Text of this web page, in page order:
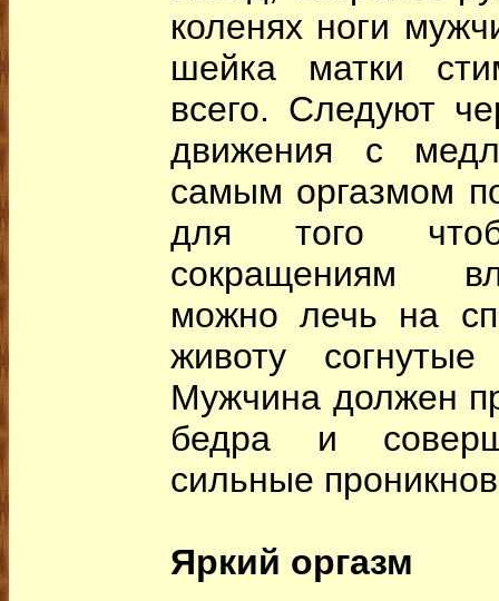
коленях ноги
шейка матки
всего. Следуют
движения с
самым оргазмом
для того
сокращениям
можно лечь на
животу
Мужчина должен
бедра и
сильные
Яркий оргазм